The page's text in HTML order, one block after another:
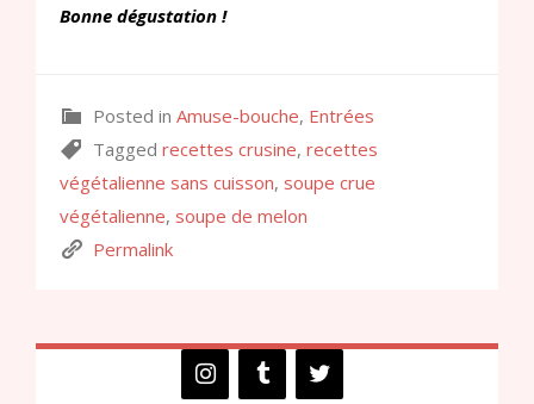
Bonne dégustation !
Posted in Amuse-bouche, Entrées
Tagged recettes crusine, recettes
végétalienne sans cuisson, soupe crue
végétalienne, soupe de melon
Permalink